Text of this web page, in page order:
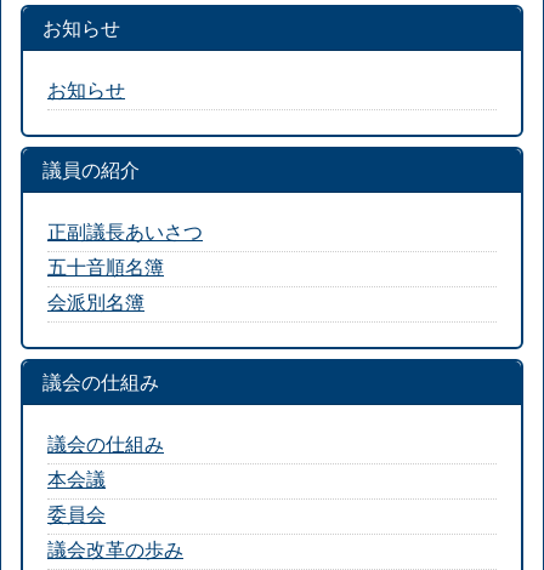
お知らせ
お知らせ
議員の紹介
正副議長あいさつ
五十音順名簿
会派別名簿
議会の仕組み
議会の仕組み
本会議
委員会
議会改革の歩み